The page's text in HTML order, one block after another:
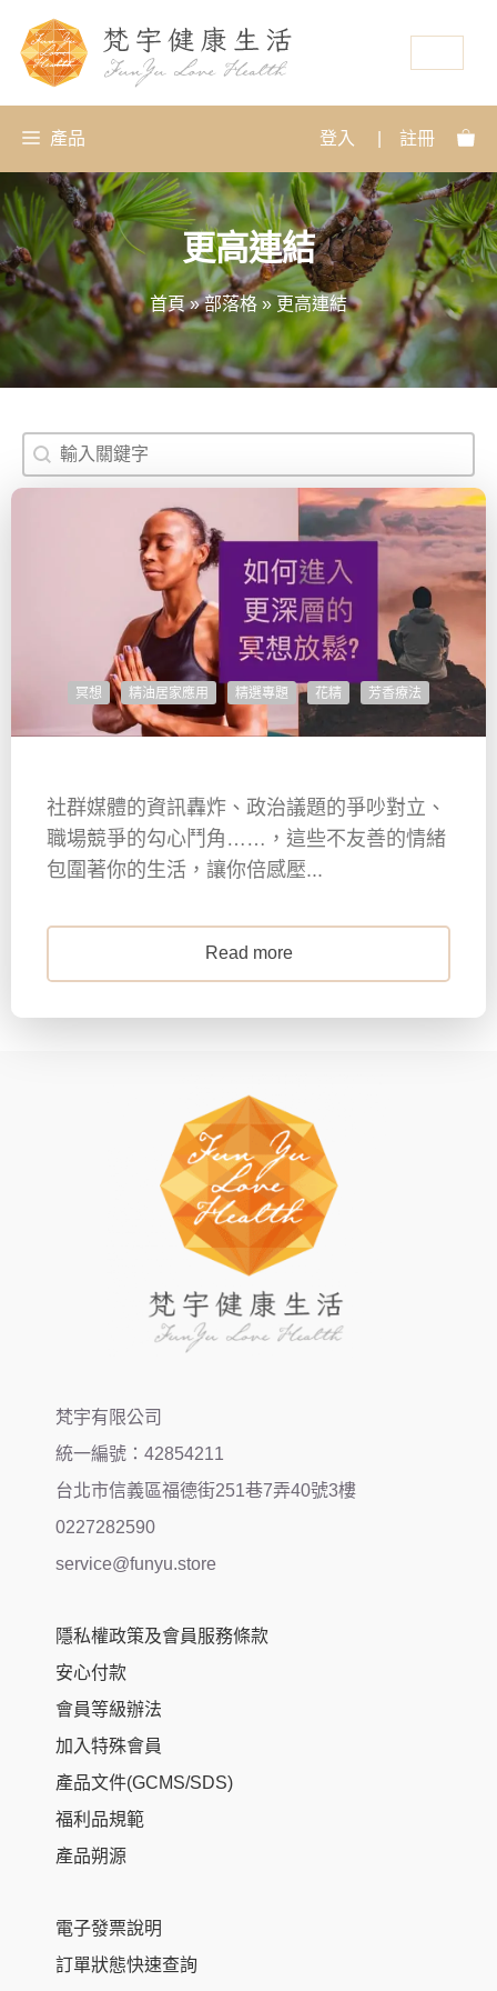
產品 登入 註冊
更高連結
首頁 » 部落格 » 更高連結
搜尋
Search content
冥想 精油居家應用 精選專題 花精 芳香療法
社群媒體的資訊轟炸、政治議題的爭吵對立、
職場競爭的勾心鬥角……，這些不友善的情緒
包圍著你的生活，讓你倍感壓...
Read more
梵宇有限公司
統一編號：42854211
台北市信義區福德街251巷7弄40號3樓
0227282590
service@funyu.store
隱私權政策及會員服務條款
安心付款
會員等級辦法
加入特殊會員
產品文件(GCMS/SDS)
福利品規範
產品朔源
電子發票說明
訂單狀態快速查詢